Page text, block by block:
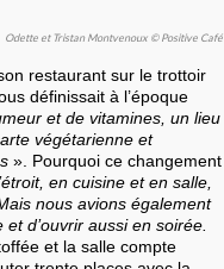
Odette et Tristan Montvenoux © Positive Café
restaurant sur le trottoir
définissait à l’époque
et de vitamines, un lieu
végétarienne et
». Pourquoi ce changement
en cuisine et en salle,
nous avions également
d’ouvrir aussi en soirée.
et la salle compte